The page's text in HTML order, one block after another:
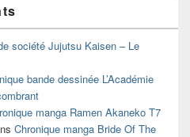
société Jujutsu Kaisen – Le
bande dessinée L’Académie
manga Ramen Akaneko T7
Chronique manga Bride Of The